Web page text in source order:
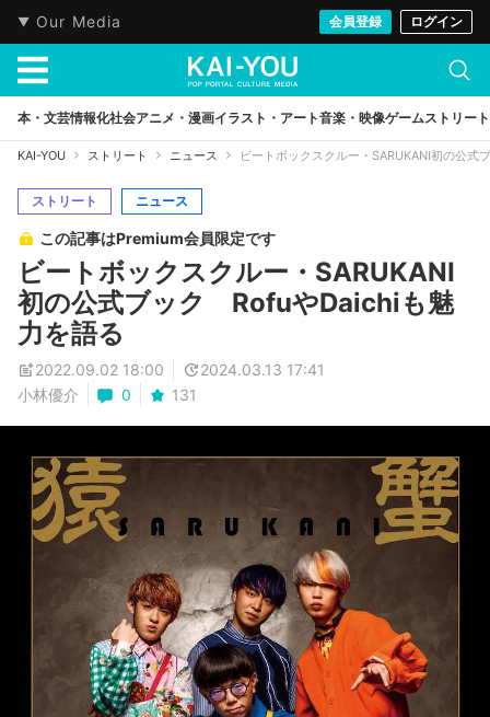
Our Media 会員登録 ログイン
本・文芸情報化社会アニメ・漫画イラスト・アート音楽・映像ゲームストリート
KAI-YOU ストリート ニュース ビートボックスクルー・SARUKANI初の公
ストリート ニュース
この記事はPremium会員限定です
ビートボックスクルー・SARUKANI
初の公式ブック RofuやDaichiも魅
力を語る
2022.09.02 18:00
2024.03.13 17:41
小林優介
0 131